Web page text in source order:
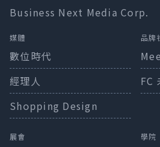
Business Next Media Corp.
媒體
數位時代
經理人
Shopping Design
品牌
FC
展會 學院